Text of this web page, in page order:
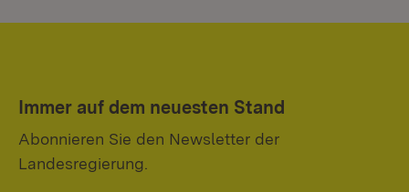
Immer auf dem neuesten Stand
Abonnieren Sie den Newsletter der
Landesregierung.